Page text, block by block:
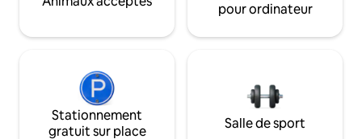
pour ordinateur
Stationnement
gratuit sur place
Salle de sport